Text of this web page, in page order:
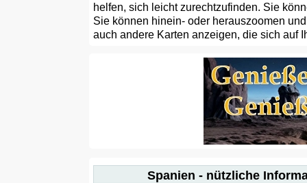
helfen, sich leicht zurechtzufinden. Sie
Sie können hinein- oder herauszoomen
auch andere Karten anzeigen, die sich auf
Spanien - nützliche